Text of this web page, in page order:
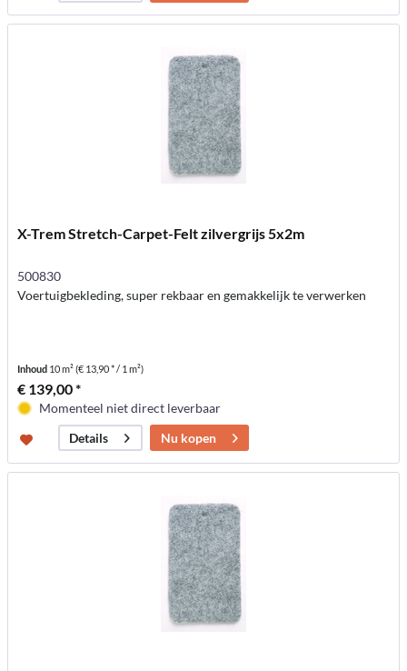
X-Trem Stretch-Carpet-Felt zilvergrijs 5x2m
500830
Voertuigbekleding, super rekbaar en gemakkelijk te verwerken
Inhoud 10 m²(€ 13,90 * / 1 m²)
€ 139,00 *
Momenteel niet direct leverbaar
Details
Nu kopen